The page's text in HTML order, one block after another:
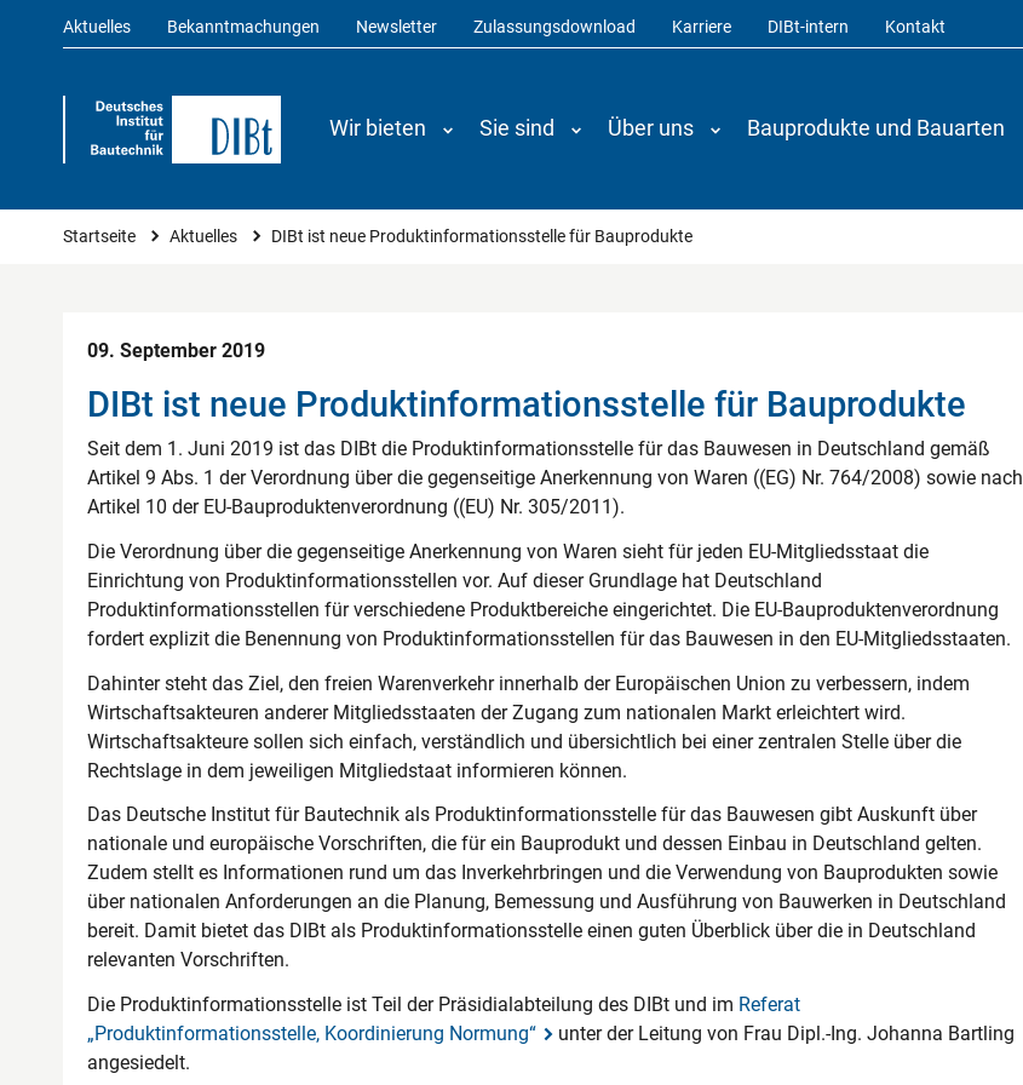
Aktuelles Bekanntmachungen Newsletter Zulassungsdownload Karriere DIBt-intern Kontakt
Wir bieten Sie sind Über uns Bauprodukte und Bauarten
Sie sind hier
Startseite Aktuelles DIBt ist neue Produktinformationsstelle für Bauprodukte
09. September 2019
DIBt ist neue Produktinformationsstelle für Bauprodukte
Seit dem 1. Juni 2019 ist das DIBt die Produktinformationsstelle für das Bauwesen in Deutschland gemäß
Artikel 9 Abs. 1 der Verordnung über die gegenseitige Anerkennung von Waren ((EG) Nr. 764/2008) sowie nach
Artikel 10 der EU-Bauproduktenverordnung ((EU) Nr. 305/2011).
Die Verordnung über die gegenseitige Anerkennung von Waren sieht für jeden EU-Mitgliedsstaat die
Einrichtung von Produktinformationsstellen vor. Auf dieser Grundlage hat Deutschland
Produktinformationsstellen für verschiedene Produktbereiche eingerichtet. Die EU-Bauproduktenverordnung
fordert explizit die Benennung von Produktinformationsstellen für das Bauwesen in den EU-Mitgliedsstaaten.
Dahinter steht das Ziel, den freien Warenverkehr innerhalb der Europäischen Union zu verbessern, indem
Wirtschaftsakteuren anderer Mitgliedsstaaten der Zugang zum nationalen Markt erleichtert wird.
Wirtschaftsakteure sollen sich einfach, verständlich und übersichtlich bei einer zentralen Stelle über die
Rechtslage in dem jeweiligen Mitgliedstaat informieren können.
Das Deutsche Institut für Bautechnik als Produktinformationsstelle für das Bauwesen gibt Auskunft über
nationale und europäische Vorschriften, die für ein Bauprodukt und dessen Einbau in Deutschland gelten.
Zudem stellt es Informationen rund um das Inverkehrbringen und die Verwendung von Bauprodukten sowie
über nationalen Anforderungen an die Planung, Bemessung und Ausführung von Bauwerken in Deutschland
bereit. Damit bietet das DIBt als Produktinformationsstelle einen guten Überblick über die in Deutschland
relevanten Vorschriften.
Die Produktinformationsstelle ist Teil der Präsidialabteilung des DIBt und im Referat
„Produktinformationsstelle, Koordinierung Normung“
unter der Leitung von Frau Dipl.-Ing. Johanna Bartling
angesiedelt.